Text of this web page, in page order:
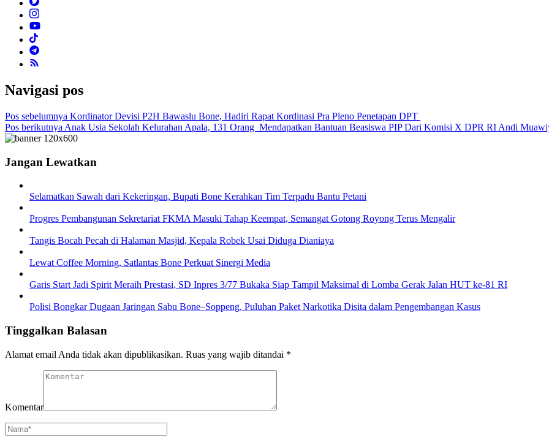
Navigasi pos
Pos sebelumnya Kordinator Devisi P2H Bawaslu Bone, Hadiri Rapat Kordinasi Pra Pleno Penetapan DPT
Pos berikutnya Anak Usia Sekolah Kelurahan Apala, 131 Orang Mendapatkan Bantuan Beasiswa PIP Dari Komisi X DPR RI Andi
Jangan Lewatkan
Selamatkan Sawah dari Kekeringan, Bupati Bone Kerahkan Tim Terpadu Bantu Petani
Progres Pembangunan Sekretariat FKMA Masuki Tahap Keempat, Semangat Gotong Royong Terus Mengalir
Tangis Bocah Pecah di Halaman Masjid, Kepala Robek Usai Diduga Dianiaya
Lewat Coffee Morning, Satlantas Bone Perkuat Sinergi Media
Garis Start Jadi Spirit Meraih Prestasi, SD Inpres 3/77 Bukaka Siap Tampil Maksimal di Lomba Gerak Jalan HUT ke-81 RI
Polisi Bongkar Dugaan Jaringan Sabu Bone–Soppeng, Puluhan Paket Narkotika Disita dalam Pengembangan Kasus
Tinggalkan Balasan
Alamat email Anda tidak akan dipublikasikan. Ruas yang wajib ditandai *
Komentar